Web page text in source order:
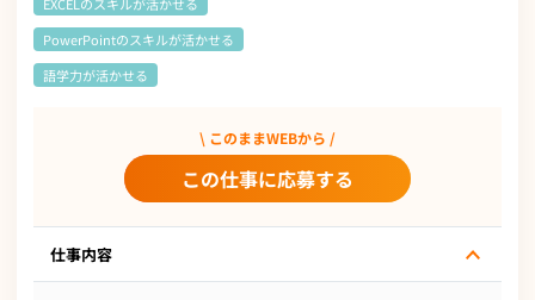
PowerPointのスキルが活かせる
語学力が活かせる
\ このままWEBから /
この仕事に応募する
仕事内容